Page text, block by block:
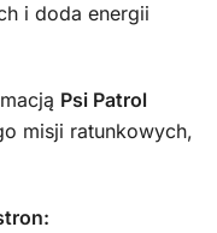
i doda energii
Psi Patrol
misji ratunkowych,